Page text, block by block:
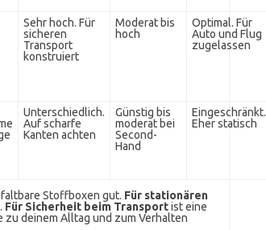
Sehr hoch. Für
sicheren
Transport
konstruiert
Moderat bis
hoch
Optimal. Für
Auto und Flug
zugelassen
Unterschiedlich.
Auf scharfe
Kanten achten
Günstig bis
moderat bei
Second-
Hand
Eingeschränkt.
Eher statisch
Stoffboxen gut. Für stationären
Für Sicherheit beim Transportist eine
deinem Alltag und zum Verhalten